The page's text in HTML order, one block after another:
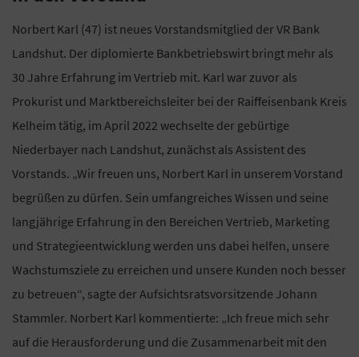
Norbert Karl (47) ist neues Vorstandsmitglied der VR Bank
Landshut. Der diplomierte Bankbetriebswirt bringt mehr als
30 Jahre Erfahrung im Vertrieb mit. Karl war zuvor als
Prokurist und Marktbereichsleiter bei der Raiffeisenbank Kreis
Kelheim tätig, im April 2022 wechselte der gebürtige
Niederbayer nach Landshut, zunächst als Assistent des
Vorstands. „Wir freuen uns, Norbert Karl in unserem Vorstand
begrüßen zu dürfen. Sein umfangreiches Wissen und seine
langjährige Erfahrung in den Bereichen Vertrieb, Marketing
und Strategieentwicklung werden uns dabei helfen, unsere
Wachstumsziele zu erreichen und unsere Kunden noch besser
zu betreuen“, sagte der Aufsichtsratsvorsitzende Johann
Stammler. Norbert Karl kommentierte: „Ich freue mich sehr
auf die Herausforderung und die Zusammenarbeit mit den